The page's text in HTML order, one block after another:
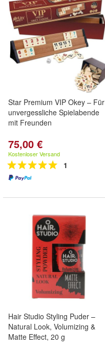
Star Premium VIP Okey – Für
unvergessliche Spielabende
mit Freunden
75,00 €
Kostenloser Versand
1
Hair Studio Styling Puder –
Natural Look, Volumizing &
Matte Effect, 20 g